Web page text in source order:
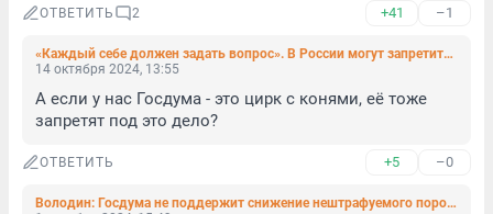
ОТВЕТИТЬ 2 +41 –1
«Каждый себе должен задать вопрос». В России могут запретить цирковые номера с животными
14 октября 2024, 13:55
А если у нас Госдума - это цирк с конями, её тоже
запретят под это дело?
ОТВЕТИТЬ +5 –0
Володин: Госдума не поддержит снижение нештрафуемого порога скорости из-за риска коррупции